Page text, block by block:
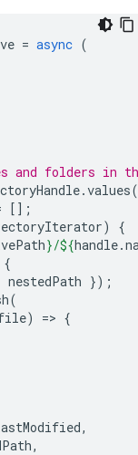
= async (
folders in
.values
[];
)
{
}/${handle.
{
nestedPath });
(
) => {
,
,